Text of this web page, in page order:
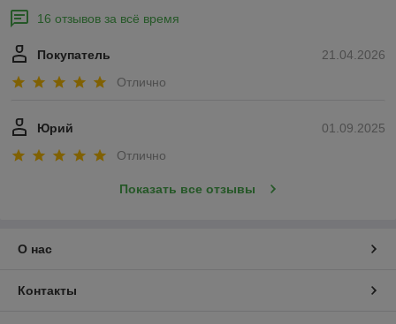
16 отзывов за всё время
21.04.2026
Покупатель
Отлично
01.09.2025
Юрий
Отлично
Показать все отзывы
О нас
Контакты